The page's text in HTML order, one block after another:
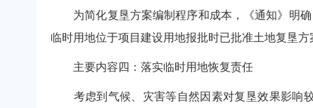
为简化复垦方案编制程序和成本，《通知》明确
临时用地位于项目建设用地报批时已批准土地复垦
主要内容四：落实临时用地恢复责任
考虑到气候、灾害等自然因素对复垦效果影响较